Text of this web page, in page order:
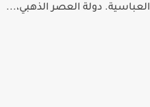
العباسية. دولة العصر الذهبي،...